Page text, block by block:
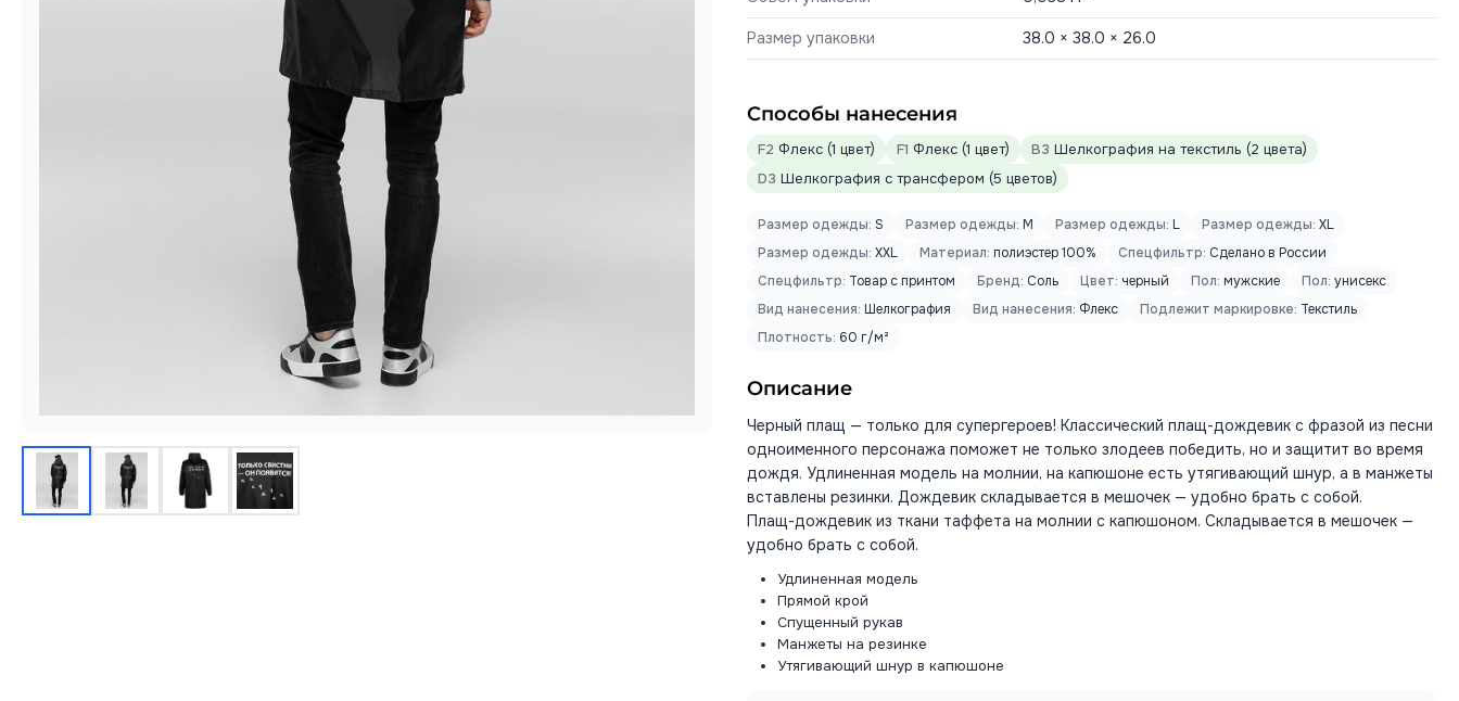
Размер упаковки 38.0 × 38.0 × 26.0
Способы нанесения
F2 Флекс (1 цвет) F1 Флекс (1 цвет) B3 Шелкография на текстиль (2 цвета)
D3 Шелкография с трансфером (5 цветов)
Размер одежды: S Размер одежды: M Размер одежды: L Размер одежды: XL
Размер одежды: XXL Материал: полиэстер 100% Спецфильтр: Сделано в России
Спецфильтр: Товар с принтом Бренд: Соль Цвет: черный Пол: мужские Пол: унисекс
Вид нанесения: Шелкография Вид нанесения: Флекс Подлежит маркировке: Текстиль
Плотность: 60 г/м²
Описание
Черный плащ — только для супергероев! Классический плащ-дождевик с фразой из песни
одноименного персонажа поможет не только злодеев победить, но и защитит во время
дождя. Удлиненная модель на молнии, на капюшоне есть утягивающий шнур, а в манжеты
вставлены резинки. Дождевик складывается в мешочек — удобно брать с собой.
Плащ-дождевик из ткани таффета на молнии с капюшоном. Складывается в мешочек —
удобно брать с собой.
Удлиненная модель
Прямой крой
Спущенный рукав
Манжеты на резинке
Утягивающий шнур в капюшоне